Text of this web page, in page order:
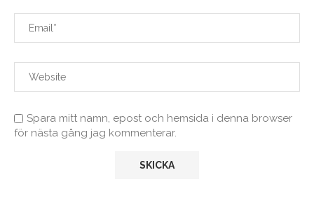
Spara mitt namn, epost och hemsida i denna browser
för nästa gång jag kommenterar.